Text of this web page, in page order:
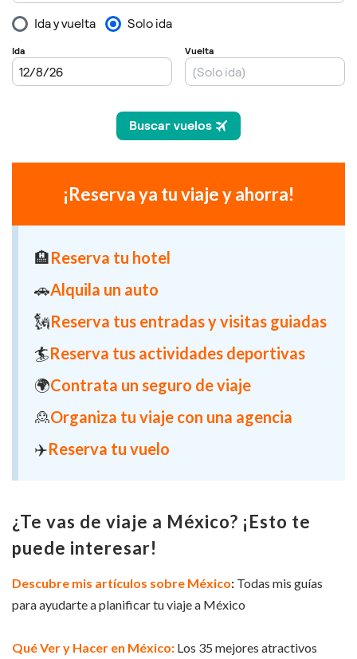
¡Reserva ya tu viaje y ahorra!
🏨Reserva tu hotel
🚗Alquila un auto
🗽Reserva tus entradas y visitas guiadas
🏄Reserva tus actividades deportivas
🌍Contrata un seguro de viaje
🙎Organiza tu viaje con una agencia
✈️Reserva tu vuelo
¿Te vas de viaje a México? ¡Esto te
puede interesar!
Descubre mis artículos sobre México: Todas mis guías
para ayudarte a planificar tu viaje a México
Qué Ver y Hacer en México: Los 35 mejores atractivos